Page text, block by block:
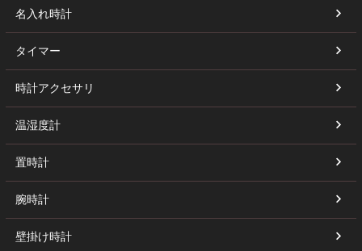
名入れ時計
タイマー
時計アクセサリ
温湿度計
置時計
腕時計
壁掛け時計